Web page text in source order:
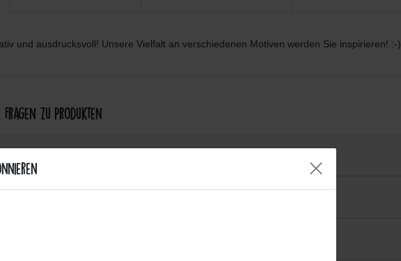
und ausdrucksvoll! Unsere Vielfalt an verschiedenen Motiven werden Sie inspirieren! :-)
Fragen zu Produkten